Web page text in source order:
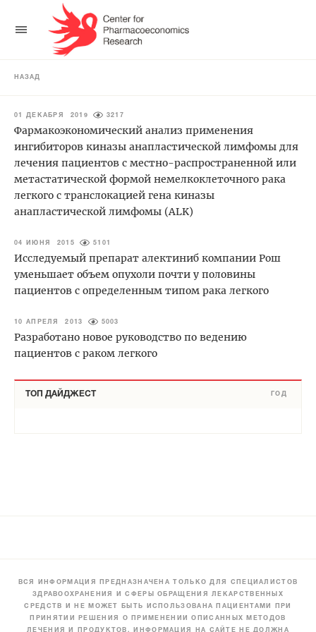
НАЗАД
01 ДЕКАБРЯ 2019 3217
Фармакоэкономический анализ применения
ингибиторов киназы анапластической лимфомы для
лечения пациентов с местно-распространенной или
метастатической формой немелкоклеточного рака
легкого с транслокацией гена киназы
анапластической лимфомы (ALK)
04 ИЮНЯ 2015 5101
Исследуемый препарат алектиниб компании Рош
уменьшает объем опухоли почти у половины
пациентов с определенным типом рака легкого
10 АПРЕЛЯ 2013 5003
Разработано новое руководство по ведению
пациентов с раком легкого
ТОП ДАЙДЖЕСТ ГОД
ВСЯ ИНФОРМАЦИЯ ПРЕДНАЗНАЧЕНА ТОЛЬКО ДЛЯ СПЕЦИАЛИСТОВ
ЗДРАВООХРАНЕНИЯ И СФЕРЫ ОБРАЩЕНИЯ ЛЕКАРСТВЕННЫХ
СРЕДСТВ И НЕ МОЖЕТ БЫТЬ ИСПОЛЬЗОВАНА ПАЦИЕНТАМИ ПРИ
ПРИНЯТИИ РЕШЕНИЯ О ПРИМЕНЕНИИ ОПИСАННЫХ МЕТОДОВ
ЛЕЧЕНИЯ И ПРОДУКТОВ. ИНФОРМАЦИЯ НА САЙТЕ НЕ ДОЛЖНА